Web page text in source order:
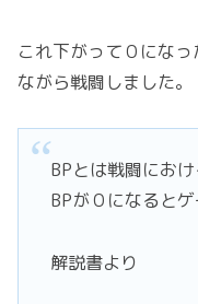
これ下がって０にな
ながら戦闘しました。
BPとは戦闘にお
BPが０になると
解説書より